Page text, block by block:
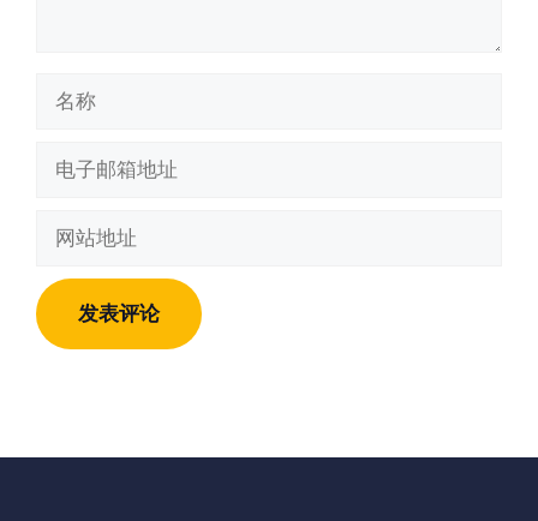
地
址
地
址